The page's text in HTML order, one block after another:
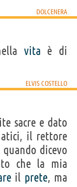
DOLCENERA
vita è di
ELVIS COSTELLO
sacre e dato
il rettore
dicevo
che la mia
il prete, ma